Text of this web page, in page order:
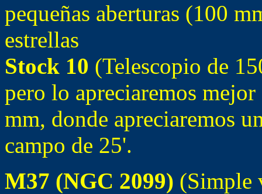
pequeñas aberturas (100
estrellas
Stock 10 (Telescopio de
pero lo apreciaremos
mm, donde apreciaremos
campo de 25'.
M37 (NGC 2099) (Simple